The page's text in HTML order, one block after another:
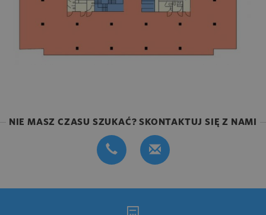
NIE MASZ CZASU SZUKAĆ? SKONTAKTUJ SIĘ Z NAMI